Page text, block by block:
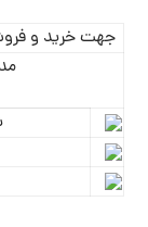
جهت خرید و